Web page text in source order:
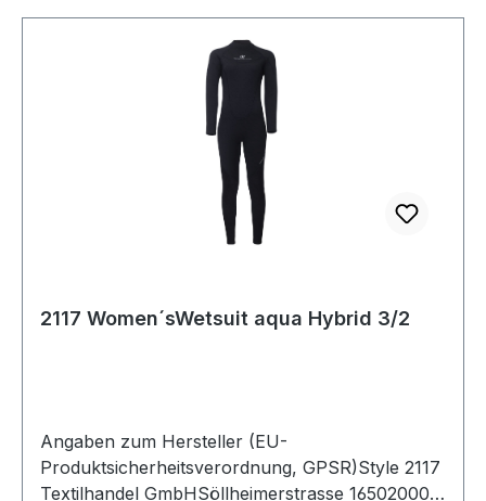
2117 Women´sWetsuit aqua Hybrid 3/2
Angaben zum Hersteller (EU-
Produktsicherheitsverordnung, GPSR)Style 2117
Textilhandel GmbHSöllheimerstrasse 16502000